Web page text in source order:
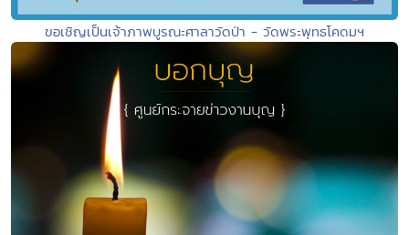
ขอเชิญเป็นเจ้าภาพบูรณะศาลาวัดป่า - วัดพระพุทธโคดมฯ